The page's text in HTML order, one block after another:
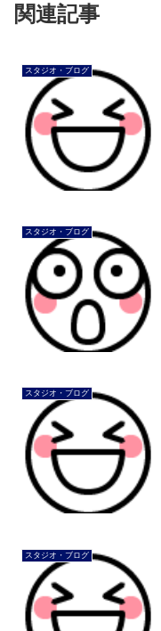
関連記事
スタジオ・ブログ
スタジオ・ブログ
スタジオ・ブログ
スタジオ・ブログ